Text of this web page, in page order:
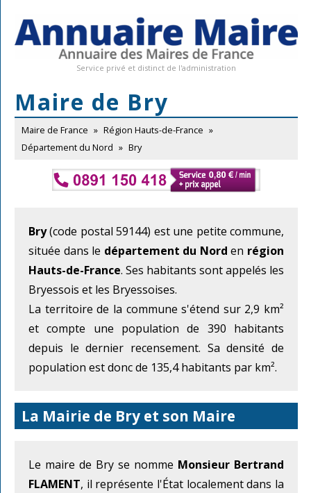
Service privé et distinct de l'administration
Maire de Bry
Maire de France » Région Hauts-de-France »
Département du Nord » Bry
Bry(code postal 59144) est une petite commune,
située dans le département du Nord en région
Hauts-de-France. Ses habitants sont appelés les
Bryessois et les Bryessoises.
La territoire de la commune s'étend sur 2,9 km²
et compte une population de 390 habitants
depuis le dernier recensement. Sa densité de
population est donc de 135,4 habitants par km².
La Mairie de Bry et son Maire
Le maire de Bry se nomme Monsieur Bertrand
FLAMENT, il représente l'État localement dans la